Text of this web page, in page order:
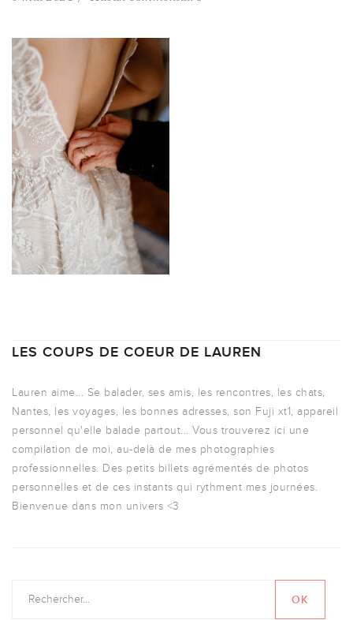
LES COUPS DE COEUR DE LAUREN
Lauren aime... Se balader, ses amis, les rencontres, les chats,
Nantes, les voyages, les bonnes adresses, son Fuji xt1, appareil
personnel qu'elle balade partout... Vous trouverez ici une
compilation de moi, au-delà de mes photographies
professionnelles. Des petits billets agrémentés de photos
personnelles et de ces instants qui rythment mes journées.
Bienvenue dans mon univers <3